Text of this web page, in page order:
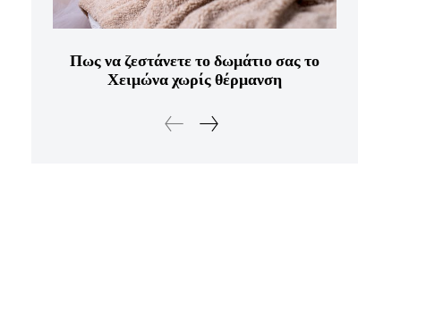
Πως να ζεστάνετε το δωμάτιο σας το
Χειμώνα χωρίς θέρμανση